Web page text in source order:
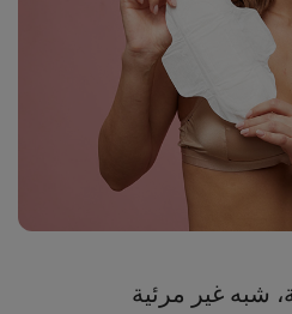
شبه غير مرئية